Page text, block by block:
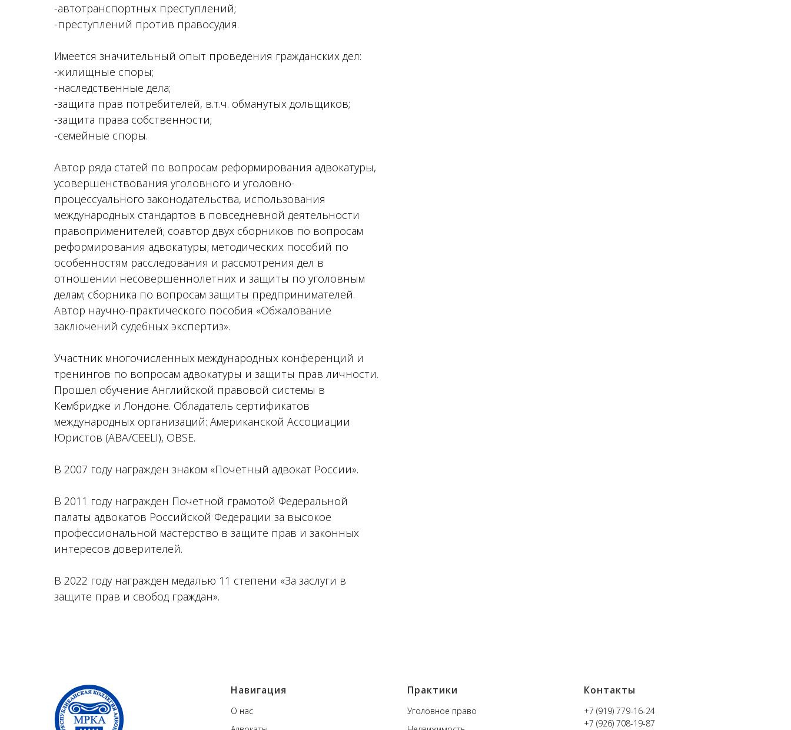
-автотранспортных преступлений;
-преступлений против правосудия.
Имеется значительный опыт проведения гражданских дел:
-жилищные споры;
-наследственные дела;
-защита прав потребителей, в.т.ч. обманутых дольщиков;
-защита права собственности;
-семейные споры.
Автор ряда статей по вопросам реформирования адвокатуры,
усовершенствования уголовного и уголовно-
процессуального законодательства, использования
международных стандартов в повседневной деятельности
правоприменителей; соавтор двух сборников по вопросам
реформирования адвокатуры; методических пособий по
особенностям расследования и рассмотрения дел в
отношении несовершеннолетних и защиты по уголовным
делам; сборника по вопросам защиты предпринимателей.
Автор научно-практического пособия «Обжалование
заключений судебных экспертиз».
Участник многочисленных международных конференций и
тренингов по вопросам адвокатуры и защиты прав личности.
Прошел обучение Английской правовой системы в
Кембридже и Лондоне. Обладатель сертификатов
международных организаций: Американской Ассоциации
Юристов (ABA/CEELI), OBSE.
В 2007 году награжден знаком «Почетный адвокат России».
В 2011 году награжден Почетной грамотой Федеральной
палаты адвокатов Российской Федерации за высокое
профессиональной мастерство в защите прав и законных
интересов доверителей.
В 2022 году награжден медалью 11 степени «За заслуги в
защите прав и свобод граждан».
Навигация
О нас
Практики
Уголовное право
Контакты
+7 (919) 779-16-24
+7 (926) 708-19-87